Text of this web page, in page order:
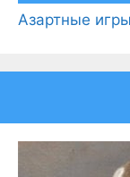
Азартные